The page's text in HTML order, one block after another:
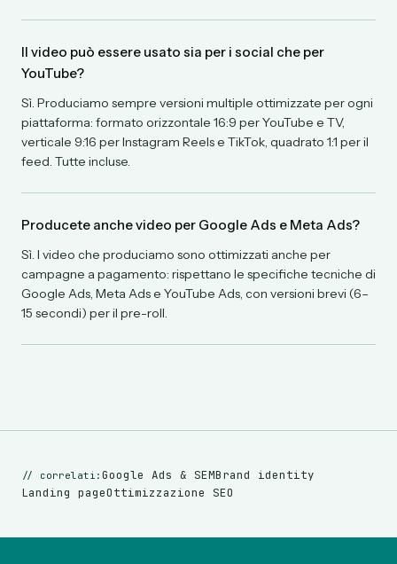
Il video può essere usato sia per i social che per
YouTube?
Sì. Produciamo sempre versioni multiple ottimizzate per ogni
piattaforma: formato orizzontale 16:9 per YouTube e TV,
verticale 9:16 per Instagram Reels e TikTok, quadrato 1:1 per il
feed. Tutte incluse.
Producete anche video per Google Ads e Meta Ads?
Sì. I video che produciamo sono ottimizzati anche per
campagne a pagamento: rispettano le specifiche tecniche di
Google Ads, Meta Ads e YouTube Ads, con versioni brevi (6–
15 secondi) per il pre-roll.
// correlati: Google Ads & SEMBrand identity
Landing pageOttimizzazione SEO